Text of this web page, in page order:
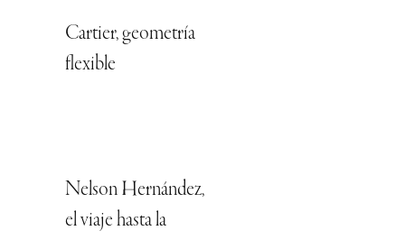
Cartier, geometría
flexible
Nelson Hernández,
el viaje hasta la